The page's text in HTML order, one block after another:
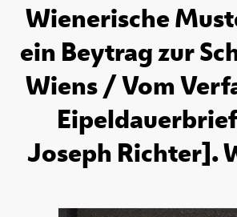
Wienerische
ein Beytrag zur
Wiens / Vom
Joseph Richter].